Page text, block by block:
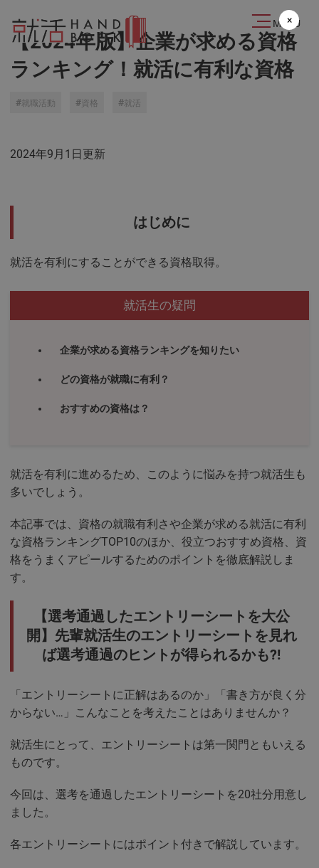
MENU
【2024年版】企業が求める資格
ランキング！就活に有利な資格
就職活動 資格 就活
2024年9月1日更新
はじめに
就活を有利にすることができる資格取得。
就活生の疑問
企業が求める資格ランキングを知りたい
どの資格が就職に有利？
おすすめの資格は？
就活を有利に進めるため、このように悩みを持つ就活生も
多いでしょう。
本記事では、資格の就職有利さや企業が求める就活に有利
な資格ランキングTOP10のほか、役立つおすすめ資格、資
格をうまくアピールするためのポイントを徹底解説しま
す。
【選考通過したエントリーシートを大公
開】先輩就活生のエントリーシートを見れ
ば選考通過のヒントが得られるかも?!
「エントリーシートに正解はあるのか」「書き方が良く分
からない…」こんなことを考えたことはありませんか？
就活生にとって、エントリーシートは第一関門ともいえる
ものです。
今回は、選考を通過したエントリーシートを20社分用意し
ました。
各エントリーシートにはポイント付きで解説しています。
×